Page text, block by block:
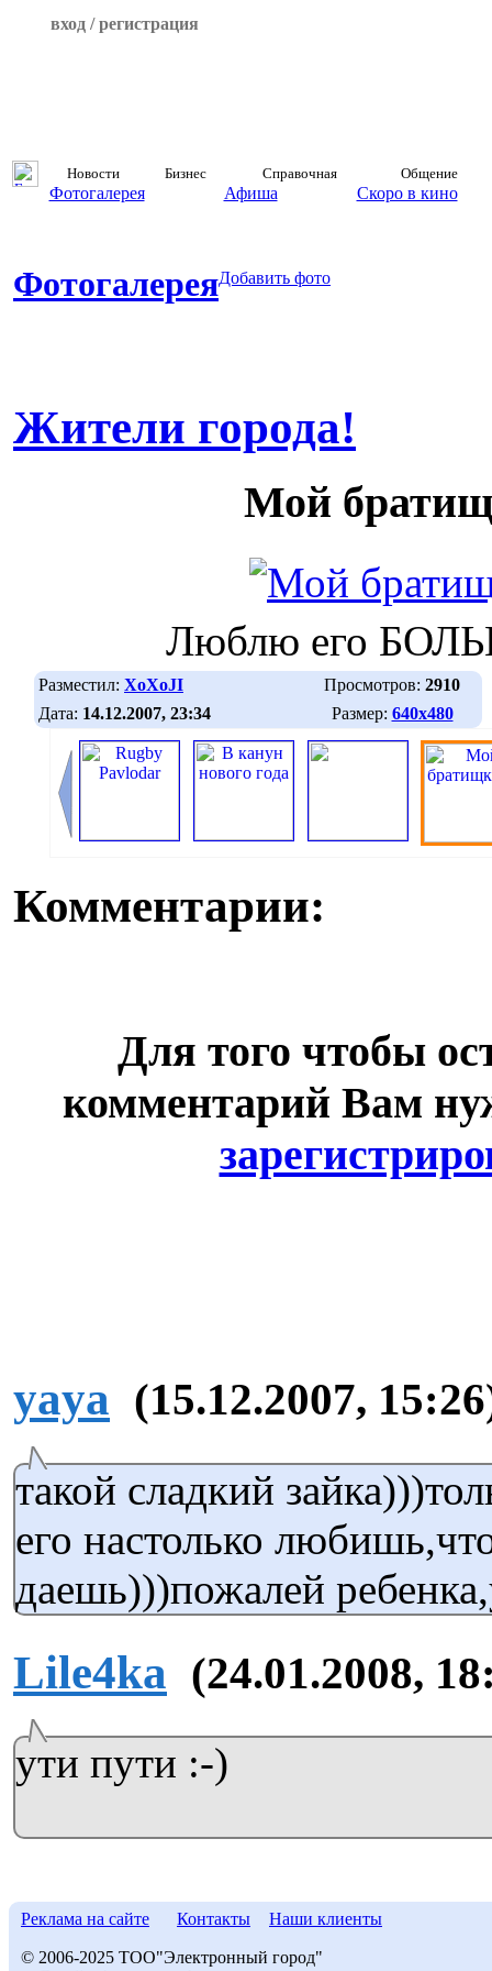
вход / регистрация
Новости Бизнес Справочная Общение
Фотогалерея Афиша Скоро в кино
ФотогалереяДобавить фото
Жители города!
Мой
Люблю его
Разместил: XoXoJI Просмотров: 2910
Дата: 14.12.2007, 23:34 Размер: 640х480
Комментарии:
Для того чтобы
комментарий Вам
yaya (15.12.2007,
такой сладкий
его настолько
даешь)))пожалей
Lile4ka (24.01.2008,
ути пути :-)
Реклама на сайте Контакты Наши клиенты
© 2006-2025 ТОО"Электронный город"